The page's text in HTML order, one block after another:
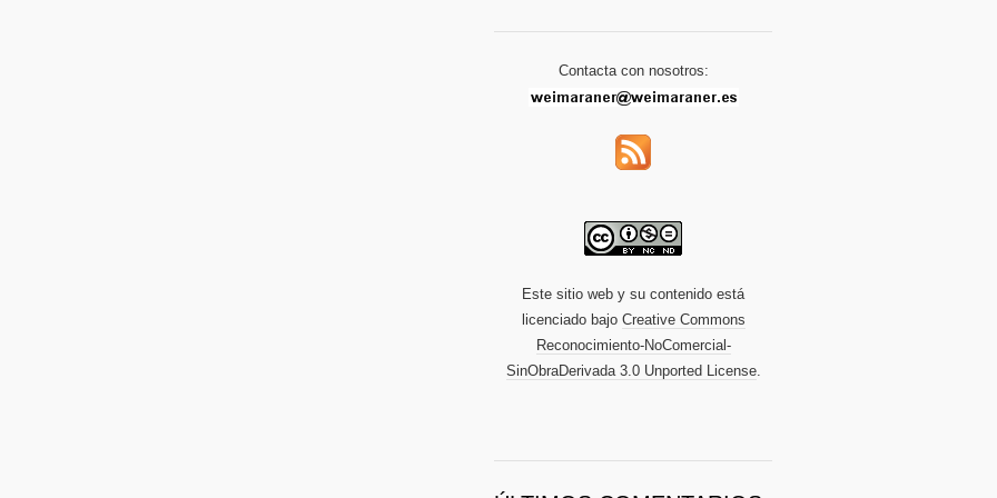
Contacta con nosotros:
Este sitio web y su contenido está
licenciado bajo Creative Commons
Reconocimiento-NoComercial-
SinObraDerivada 3.0 Unported License.